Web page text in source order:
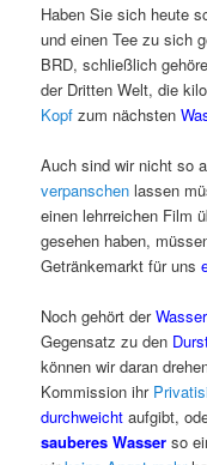
Haben Sie sich heute
und einen Tee zu sich
BRD, schließlich
der Dritten Welt, die
Kopfzum nächsten
Auch sind wir nicht so
verpanschen lassen
einen lehrreichen Film
gesehen haben,
Getränkemarkt für uns
Noch gehört der
Gegensatz zu den
können wir daran
Kommission ihr
durchweicht aufgibt,
sauberes Wasser so